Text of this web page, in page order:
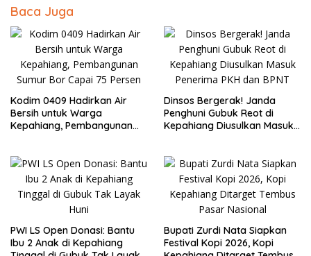
Baca Juga
Kodim 0409 Hadirkan Air
Bersih untuk Warga
Kepahiang, Pembangunan
Dinsos Bergerak! Janda
Penghuni Gubuk Reot di
Kepahiang Diusulkan Masuk
PWI LS Open Donasi: Bantu
Ibu 2 Anak di Kepahiang
Bupati Zurdi Nata Siapkan
Festival Kopi 2026, Kopi